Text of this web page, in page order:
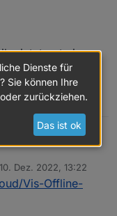
jetzt gut eine
1
abgelaufen und
aufrufen möchte
jetzt gut eine
10. Dez. 2022, 13:22
von
Vis-Offline-
Dienste für
Sie können Ihre
zurückziehen.
Das ist ok